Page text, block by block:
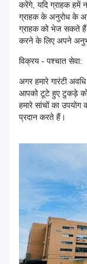
करेंगे, यदि ग्राहक हमें
ग्राहक के अनुरोध के
ग्राहक को भेज सकते
करने के लिए अपने
विक्रय - पश्चात सेवा:
अगर हमारे गारंटी
आपको टूटे हुए टुकड़े
हमारे सांचों का
प्रदान करते हैं।